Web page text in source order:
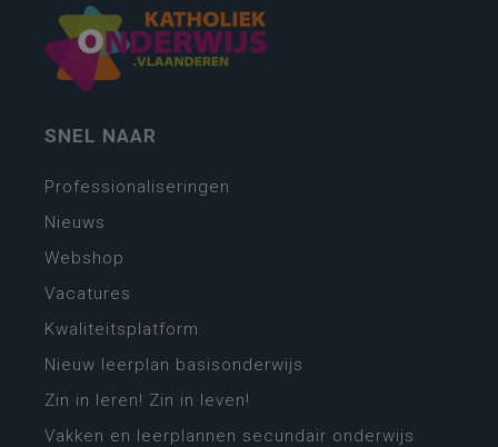
SNEL NAAR
Professionaliseringen
Nieuws
Webshop
Vacatures
Kwaliteitsplatform
Nieuw leerplan basisonderwijs
Zin in leren! Zin in leven!
Vakken en leerplannen secundair onderwijs